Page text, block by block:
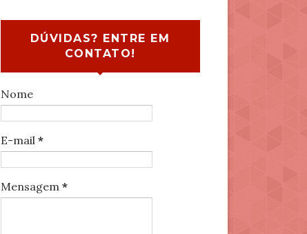
DÚVIDAS? ENTRE EM
CONTATO!
Nome
E-mail *
Mensagem *